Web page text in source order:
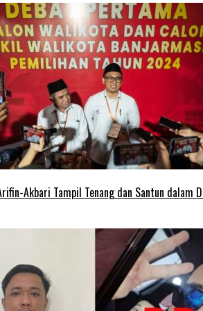
Akbari Tampil Tenang dan Santun dalam